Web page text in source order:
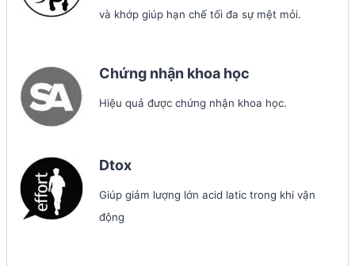
và khớp giúp hạn chế tối đa sự mệt mỏi.
Chứng nhận khoa học
Hiệu quả được chứng nhận khoa học.
Dtox
Giúp giảm lượng lớn acid latic trong khi vận
động